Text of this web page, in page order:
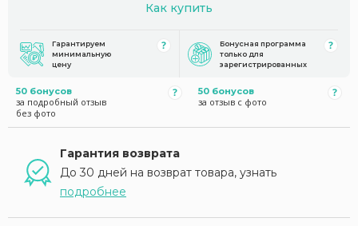
Как купить
Гарантируем
минимальную
цену
Бонусная программа
только для
зарегистрированных
50 бонусов
за подробный отзыв
без фото
50 бонусов
за отзыв с фото
Гарантия возврата
До 30 дней на возврат товара, узнать
подробнее